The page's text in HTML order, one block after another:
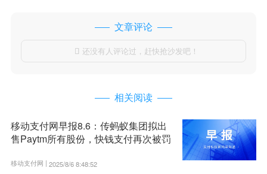
文章评论
 还没有人评论过，赶快抢沙发吧！
相关阅读
移动支付网早报8.6：传蚂蚁集团拟出
售Paytm所有股份，快钱支付再次被罚
移动支付网 | 2025/8/6 8:48:52